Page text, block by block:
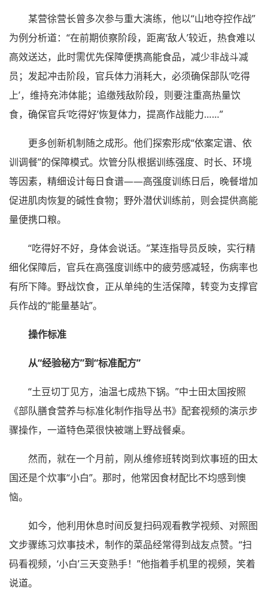
某营徐营长曾多次参与重大演练，他以“山地夺控作战”
为例分析道：“在前期侦察阶段，距离‘敌人’较近，热食难以
高效送达，此时需优先保障便携高能食品，减少非战斗减
员；发起冲击阶段，官兵体力消耗大，必须确保部队‘吃得
上’，维持充沛体能；追缴残敌阶段，则要注重高热量饮
食，确保官兵‘吃得好’恢复体力，提高作战能力……”
更多创新机制随之成形。他们探索形成“依案定谱、依
训调餐”的保障模式。炊管分队根据训练强度、时长、环境
等因素，精细设计每日食谱——高强度训练日后，晚餐增加
促进肌肉恢复的碱性食物；野外潜伏训练前，则会提供高能
量便携口粮。
“吃得好不好，身体会说话。”某连指导员反映，实行精
细化保障后，官兵在高强度训练中的疲劳感减轻，伤病率也
有所下降。野战饮食，正从单纯的生活保障，转变为支撑官
兵作战的“能量基站”。
操作标准
从“经验秘方”到“标准配方”
“土豆切丁见方，油温七成热下锅。”中士田太国按照
《部队膳食营养与标准化制作指导丛书》配套视频的演示步
骤操作，一道特色菜很快被端上野战餐桌。
然而，就在一个月前，刚从维修班转岗到炊事班的田太
国还是个炊事“小白”。那时，他常因食材配比不均感到懊
恼。
如今，他利用休息时间反复扫码观看教学视频、对照图
文步骤练习炊事技术，制作的菜品经常得到战友点赞。“扫
码看视频，‘小白’三天变熟手！”他指着手机里的视频，笑着
说道。